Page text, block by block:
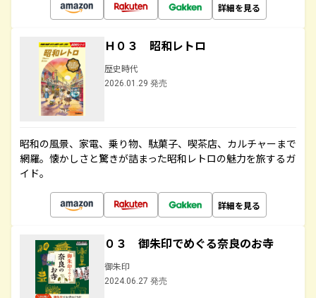
詳細を見る
Ｈ０３ 昭和レトロ
歴史時代
2026.01.29 発売
昭和の風景、家電、乗り物、駄菓子、喫茶店、カルチャーまで
網羅。懐かしさと驚きが詰まった昭和レトロの魅力を旅するガ
イド。
詳細を見る
０３ 御朱印でめぐる奈良のお寺
御朱印
2024.06.27 発売